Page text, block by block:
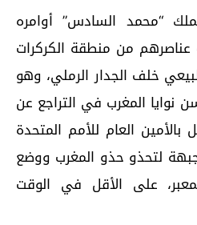
“محمد السادس” أوامره
من منطقة الكركرات
خلف الجدار الرملي، وهو
نوايا المغرب في التراجع عن
العام للأمم المتحدة
لتحذو حذو المغرب ووضع
على الأقل في الوقت